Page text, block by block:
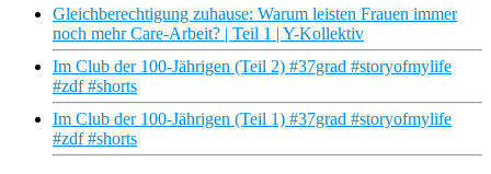
Gleichberechtigung zuhause: Warum leisten Frauen immer
noch mehr Care-Arbeit? | Teil 1 | Y-Kollektiv
Im Club der 100-Jährigen (Teil 2) #37grad #storyofmylife
#zdf #shorts
Im Club der 100-Jährigen (Teil 1) #37grad #storyofmylife
#zdf #shorts